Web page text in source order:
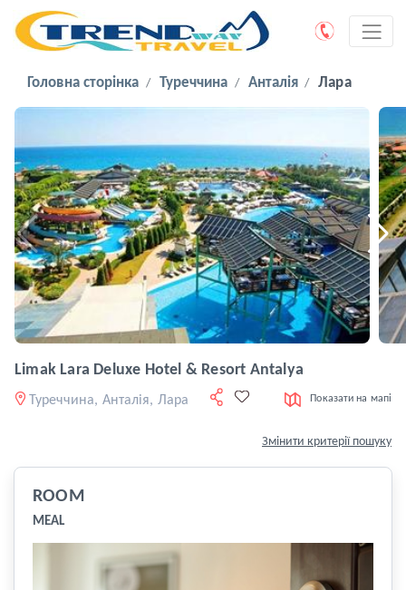
Головна сторінка Туреччина Анталія Лара
Limak Lara Deluxe Hotel & Resort Antalya
Туреччина, Анталія, Лара Показати на мапі
Змінити критерії пошуку
ROOM
MEAL